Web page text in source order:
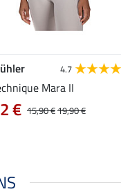
4.7
Mara II
15,90 €19,90 €
€